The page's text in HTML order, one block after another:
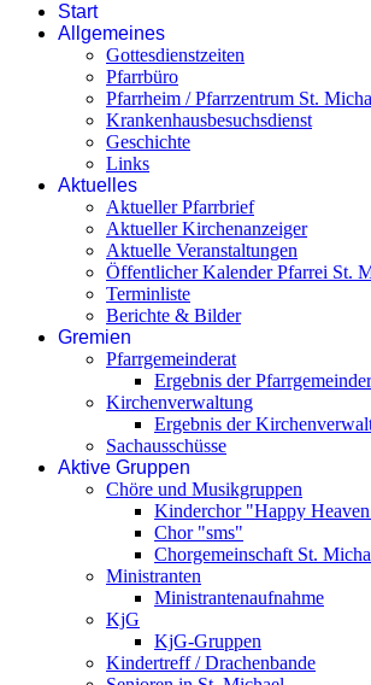
Start
Allgemeines
Gottesdienstzeiten
Pfarrbüro
Pfarrheim / Pfarrzentrum St.
Krankenhausbesuchsdienst
Geschichte
Links
Aktuelles
Aktueller Pfarrbrief
Aktueller Kirchenanzeiger
Aktuelle Veranstaltungen
Öffentlicher Kalender Pfarrei St.
Terminliste
Berichte & Bilder
Gremien
Pfarrgemeinderat
Ergebnis der
Kirchenverwaltung
Ergebnis der
Sachausschüsse
Aktive Gruppen
Chöre und Musikgruppen
Kinderchor "Happy
Chor "sms"
Chorgemeinschaft St.
Ministranten
Ministrantenaufnahme
KjG
KjG-Gruppen
Kindertreff / Drachenbande